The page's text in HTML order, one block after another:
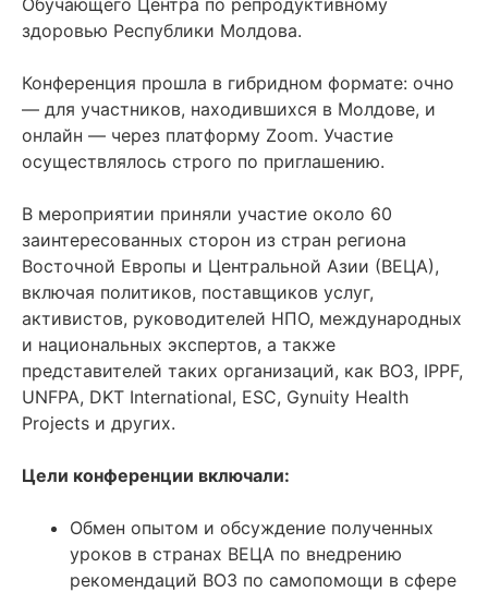
здоровью Республики Молдова.
Конференция прошла в гибридном формате: очно
— для участников, находившихся в Молдове, и
онлайн — через платформу Zoom. Участие
осуществлялось строго по приглашению.
В мероприятии приняли участие около 60
заинтересованных сторон из стран региона
Восточной Европы и Центральной Азии (ВЕЦА),
включая политиков, поставщиков услуг,
активистов, руководителей НПО, международных
и национальных экспертов, а также
представителей таких организаций, как ВОЗ, IPPF,
UNFPA, DKT International, ESC, Gynuity Health
Projects и других.
Цели конференции включали:
Обмен опытом и обсуждение полученных
уроков в странах ВЕЦА по внедрению
рекомендаций ВОЗ по самопомощи в сфере